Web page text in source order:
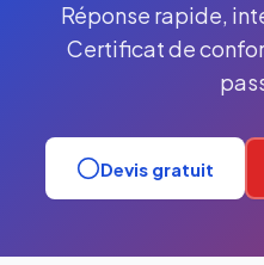
Réponse rapide,
Certificat de
Devis gratuit